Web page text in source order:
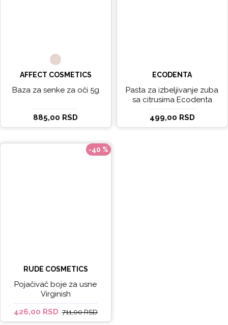
AFFECT COSMETICS
Baza za senke za oči 5g
885,00 RSD
ECODENTA
Pasta za izbeljivanje zuba
sa citrusima Ecodenta
EXPERT LINE EXCEPTIONAL
WHITENING 100ml
499,00 RSD
-40 %
RUDE COSMETICS
Pojačivač boje za usne
Virginish
426,00 RSD 711,00 RSD